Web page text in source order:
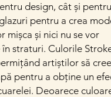
design, cât și pentru
pentru a crea
mișca și nici nu se vor
straturi. Culorile
artiștilor să
pentru a obține un
Deoarece